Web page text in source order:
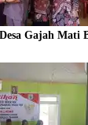
Gajah Mati